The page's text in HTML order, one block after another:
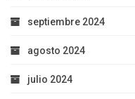
septiembre 2024
agosto 2024
julio 2024